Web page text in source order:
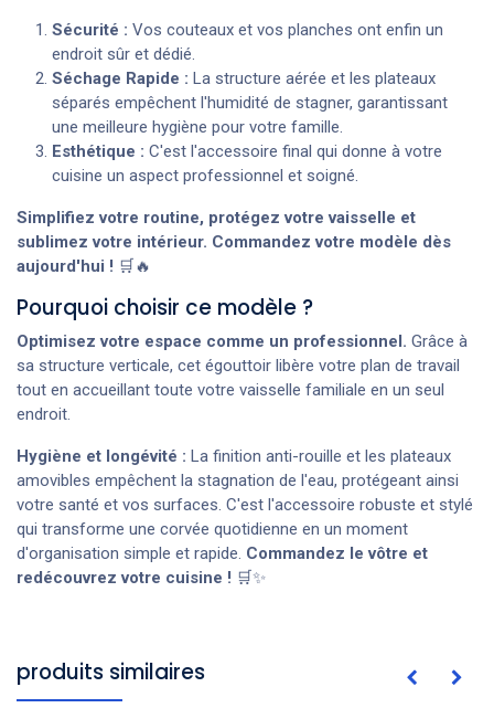
Sécurité : Vos couteaux et vos planches ont enfin un
endroit sûr et dédié.
Séchage Rapide : La structure aérée et les plateaux
séparés empêchent l'humidité de stagner, garantissant
une meilleure hygiène pour votre famille.
Esthétique : C'est l'accessoire final qui donne à votre
cuisine un aspect professionnel et soigné.
Simplifiez votre routine, protégez votre vaisselle et
sublimez votre intérieur. Commandez votre modèle dès
aujourd'hui ! 🛒🔥
Pourquoi choisir ce modèle ?
Optimisez votre espace comme un professionnel. Grâce à
sa structure verticale, cet égouttoir libère votre plan de travail
tout en accueillant toute votre vaisselle familiale en un seul
endroit.
Hygiène et longévité : La finition anti-rouille et les plateaux
amovibles empêchent la stagnation de l'eau, protégeant ainsi
votre santé et vos surfaces. C'est l'accessoire robuste et stylé
qui transforme une corvée quotidienne en un moment
d'organisation simple et rapide. Commandez le vôtre et
redécouvrez votre cuisine ! 🛒✨
produits similaires